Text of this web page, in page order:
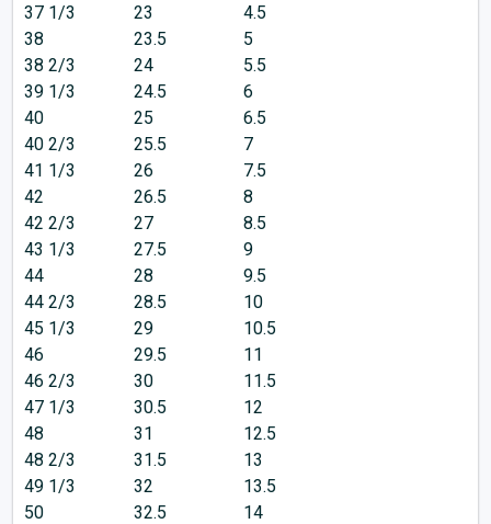
37 1/3
23
4.5
38
23.5
5
38 2/3
24
5.5
39 1/3
24.5
6
40
25
6.5
40 2/3
25.5
7
41 1/3
26
7.5
42
26.5
8
42 2/3
27
8.5
43 1/3
27.5
9
44
28
9.5
44 2/3
28.5
10
45 1/3
29
10.5
46
29.5
11
46 2/3
30
11.5
47 1/3
30.5
12
48
31
12.5
48 2/3
31.5
13
49 1/3
32
13.5
50
32.5
14